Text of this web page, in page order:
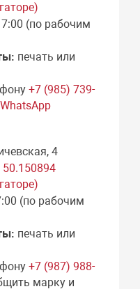
(по рабочим
печать или
+7 (985) 739-
WhatsApp
4
50.150894
(по рабочим
печать или
+7 (987) 988-
марку и